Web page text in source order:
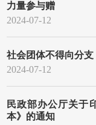
力量参与赠
2024-07-12
社会团体不得向分
2024-07-12
民政部办公厅关于
本》的通知